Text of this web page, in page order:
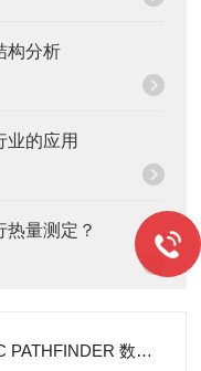
构分析
业的应用
量测定？
英国 MODULOC PATHFINDER 数字扫描仪